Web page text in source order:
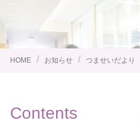
HOME / お知らせ / つませいだより
Contents